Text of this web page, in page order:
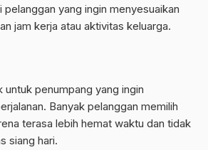
yang ingin menyesuaikan
jam kerja atau aktivitas keluarga.
penumpang yang ingin
Banyak pelanggan memilih
terasa lebih hemat waktu dan tidak
siang hari.